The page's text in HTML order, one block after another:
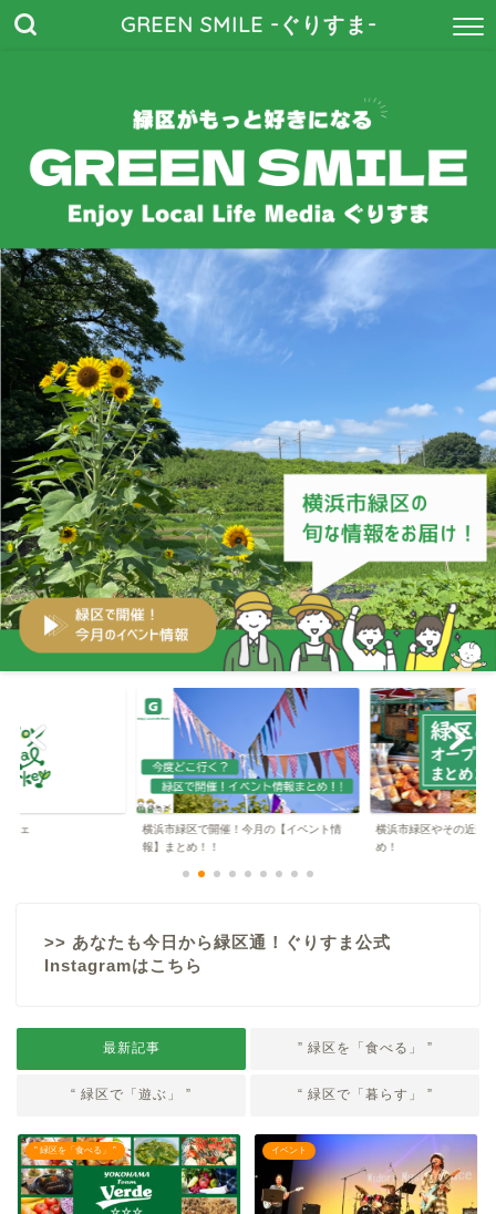
GREEN SMILE -ぐりすま-
開催！今月の【イベント情
横浜市緑区やその近郊のオープン情報まと
め！
緑区の暮らし
横浜市緑区に住
>> あなたも今日から緑区通！ぐりすま公式
Instagramはこちら
最新記事 ” 緑区を「食べる」 ”
“ 緑区で「遊ぶ」 ” “ 緑区で「暮らす」 ”
” 緑区を「食べる」 ” イベント